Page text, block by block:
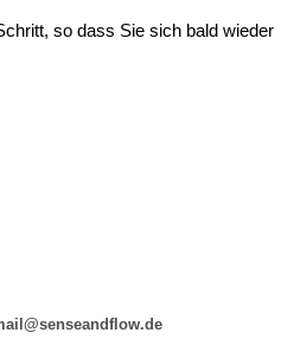
so dass Sie sich bald wieder